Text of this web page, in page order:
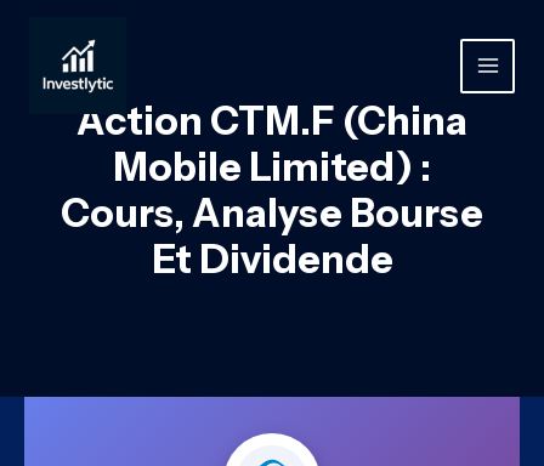
contenu
MAIN
Action CTM.F (China
Mobile Limited) :
Cours, Analyse Bourse
Et Dividende